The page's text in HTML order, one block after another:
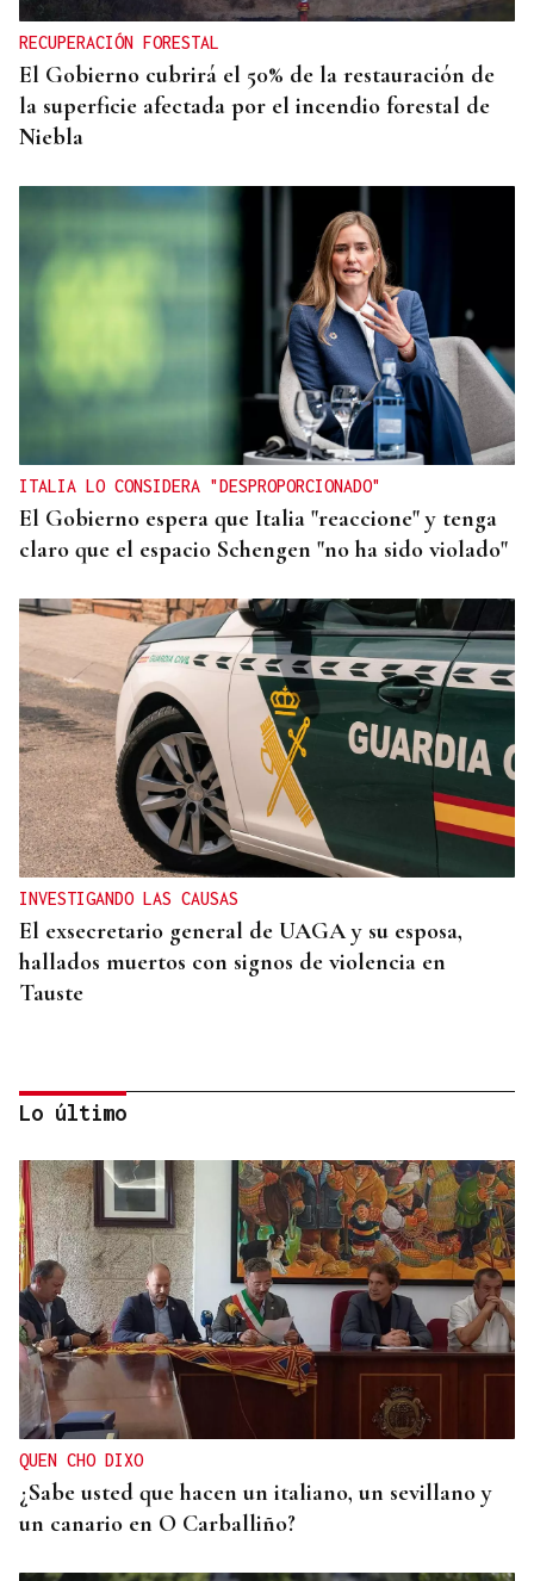
RECUPERACIÓN FORESTAL
El Gobierno cubrirá el 50% de la restauración de
la superficie afectada por el incendio forestal de
Niebla
ITALIA LO CONSIDERA "DESPROPORCIONADO"
El Gobierno espera que Italia "reaccione" y tenga
claro que el espacio Schengen "no ha sido violado"
INVESTIGANDO LAS CAUSAS
El exsecretario general de UAGA y su esposa,
hallados muertos con signos de violencia en
Tauste
INCENDIO EN UN BARRANCO
Unos 200 efectivos combaten el incendio de Tírig,
que ya roza las 400 hectáreas
Lo último
QUEN CHO DIXO
¿Sabe usted que hacen un italiano, un sevillano y
un canario en O Carballiño?